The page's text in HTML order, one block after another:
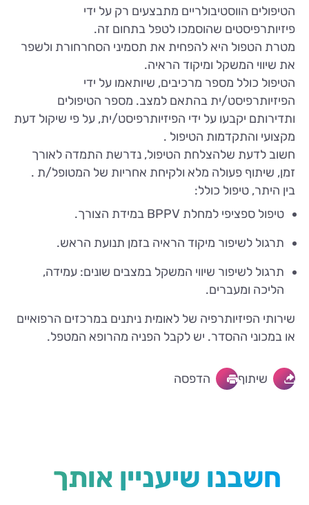
הטיפולים הווסטיבולריים מתבצעים רק על ידי
פיזיותרפיסטים שהוסמכו לטפל בתחום זה.
מטרת הטפול היא להפחית את תסמיני הסחרחורת ולשפר
את שיווי המשקל ומיקוד הראיה.
הטיפול כולל מספר מרכיבים, שיותאמו על ידי
הפיזיותרפיסט/ית בהתאם למצב. מספר הטיפולים
ותדירותם יקבעו על ידי הפיזיותרפיסט/ית, על פי שיקול דעת
מקצועי והתקדמות הטיפול .
חשוב לדעת שלהצלחת הטיפול, נדרשת התמדה לאורך
זמן, שיתוף פעולה מלא ולקיחת אחריות של המטופל/ת .
בין היתר, טיפול כולל:
טיפול ספציפי למחלת BPPV במידת הצורך.
תרגול לשיפור מיקוד הראיה בזמן תנועת הראש.
תרגול לשיפור שיווי המשקל במצבים שונים: עמידה,
הליכה ומעברים.
שירותי הפיזיותרפיה של לאומית ניתנים במרכזים הרפואיים
או במכוני ההסדר. יש לקבל הפניה מהרופא המטפל.
שיתוף הדפסה
חשבנו שיעניין אותך